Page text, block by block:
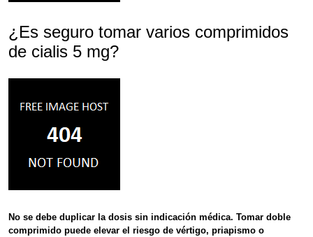
¿Es seguro tomar varios comprimidos
de cialis 5 mg?
No se debe duplicar la dosis sin indicación médica. Tomardoble
comprimido puede elevar el riesgo de vértigo, priapismo o